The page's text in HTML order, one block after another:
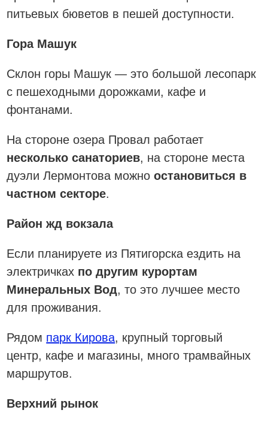
питьевых бюветов в пешей доступности.
Гора Машук
Склон горы Машук — это большой лесопарк
с пешеходными дорожками, кафе и
фонтанами.
На стороне озера Провал работает
несколько санаториев, на стороне места
дуэли Лермонтова можноостановиться в
частном секторе.
Район жд вокзала
Если планируете из Пятигорска ездить на
электричках по другим курортам
Минеральных Вод, то это лучшее место
для проживания.
Рядом парк Кирова, крупный торговый
центр, кафе и магазины, много трамвайных
маршрутов.
Верхний рынок